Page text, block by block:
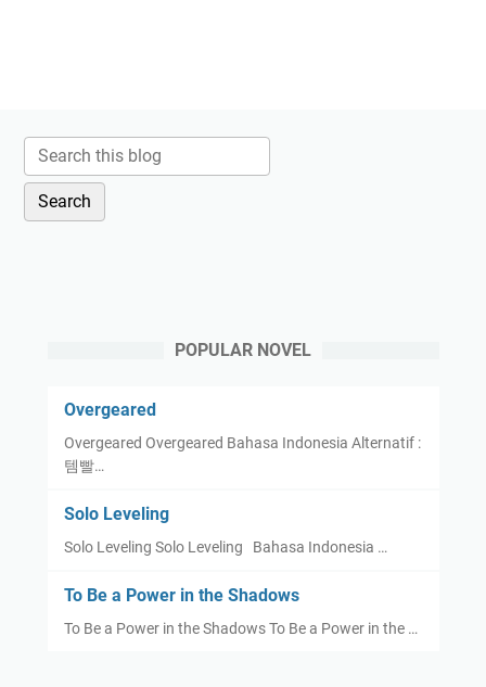
POPULAR NOVEL
Overgeared
Overgeared Overgeared Bahasa Indonesia Alternatif :
템빨…
Solo Leveling
Solo Leveling Solo Leveling Bahasa Indonesia …
To Be a Power in the Shadows
To Be a Power in the Shadows To Be a Power in the …